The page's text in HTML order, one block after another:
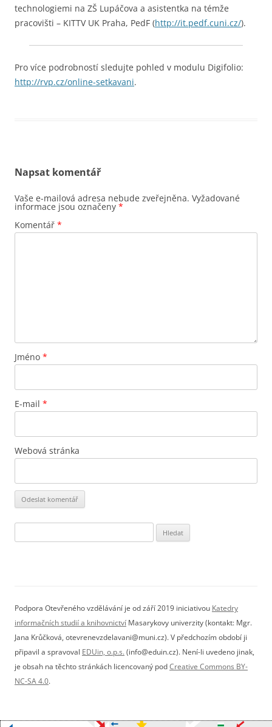
technologiemi na ZŠ Lupáčova a asistentka na témže
pracovišti – KITTV UK Praha, PedF (http://it.pedf.cuni.cz/).
Pro více podrobností sledujte pohled v modulu Digifolio:
http://rvp.cz/online-setkavani.
Napsat komentář
Vaše e-mailová adresa nebude zveřejněna. Vyžadované
informace jsou označeny *
Komentář *
Jméno *
E-mail *
Webová stránka
Podpora Otevřeného vzdělávání je od září 2019 iniciativou Katedry
informačních studií a knihovnictví Masarykovy univerzity (kontakt: Mgr.
Jana Krůčková, otevrenevzdelavani@muni.cz). V předchozím období ji
připavil a spravoval EDUin, o.p.s. (info@eduin.cz). Není-li uvedeno jinak,
je obsah na těchto stránkách licencovaný podCreative Commons BY-
NC-SA 4.0.